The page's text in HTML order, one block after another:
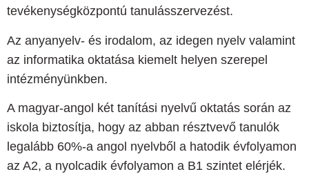
tevékenységközpontú tanulásszervezést.
Az anyanyelv- és irodalom, az idegen nyelv valamint
az informatika oktatása kiemelt helyen szerepel
intézményünkben.
A magyar-angol két tanítási nyelvű oktatás során az
iskola biztosítja, hogy az abban résztvevő tanulók
legalább 60%-a angol nyelvből a hatodik évfolyamon
az A2, a nyolcadik évfolyamon a B1 szintet elérjék.